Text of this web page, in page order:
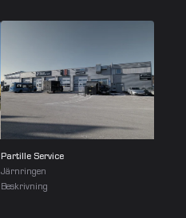
Partille Service
Järnringen
Beskrivning